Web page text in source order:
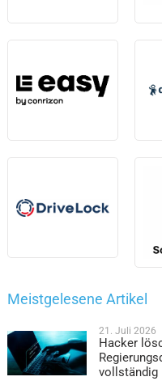
Meistgelesene Artikel
21. Juli 2026
Hacker
vollständig